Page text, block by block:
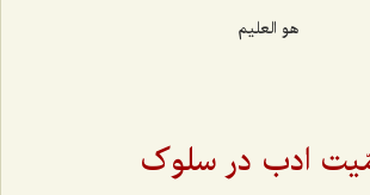
هو العليم
ادب در سلوک